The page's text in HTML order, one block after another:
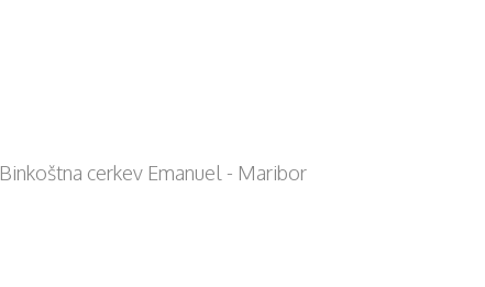
Binkoštna cerkev Emanuel - Maribor